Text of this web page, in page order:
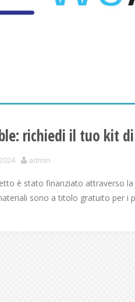
richiedi il tuo kit
admin
è stato finanziato attraverso la
sono a titolo gratuito per i